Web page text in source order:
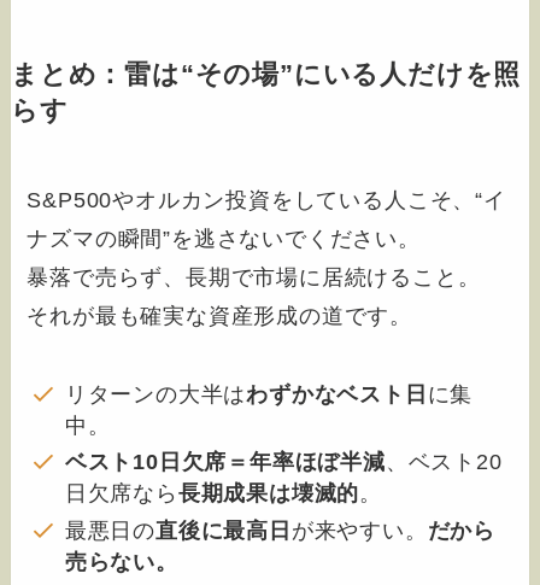
まとめ：雷は“その場”にいる人だけを照
らす
S&P500やオルカン投資をしている人こそ、“イ
ナズマの瞬間”を逃さないでください。
暴落で売らず、長期で市場に居続けること。
それが最も確実な資産形成の道です。
リターンの大半はわずかなベスト日 に集
中。
ベスト10日欠席＝年率ほぼ半減、ベスト20
日欠席なら 長期成果は壊滅的。
最悪日の直後に最高日 が来やすい。 だから
売らない。